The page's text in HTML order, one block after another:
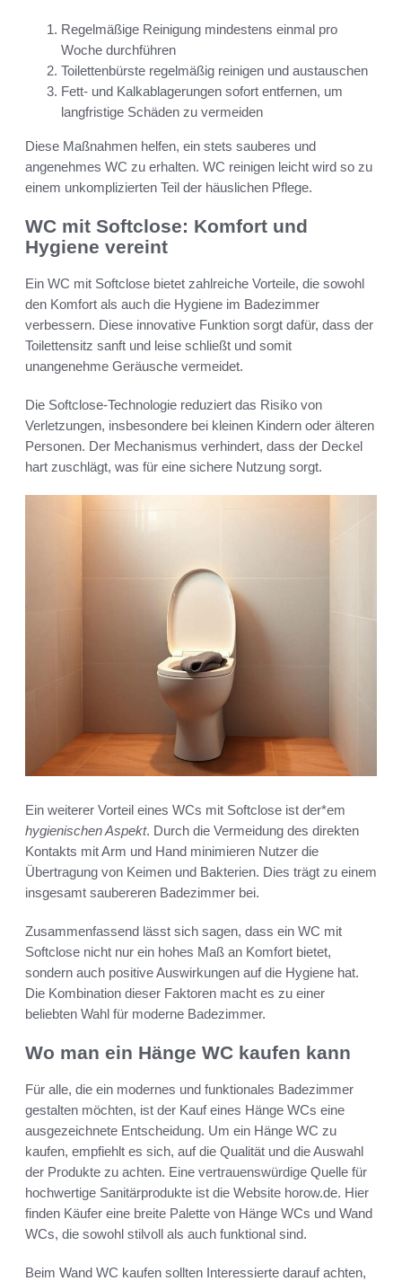
Regelmäßige Reinigung mindestens einmal pro
Woche durchführen
Toilettenbürste regelmäßig reinigen und austauschen
Fett- und Kalkablagerungen sofort entfernen, um
langfristige Schäden zu vermeiden
Diese Maßnahmen helfen, ein stets sauberes und
angenehmes WC zu erhalten. WC reinigen leicht wird so zu
einem unkomplizierten Teil der häuslichen Pflege.
WC mit Softclose: Komfort und
Hygiene vereint
Ein WC mit Softclose bietet zahlreiche Vorteile, die sowohl
den Komfort als auch die Hygiene im Badezimmer
verbessern. Diese innovative Funktion sorgt dafür, dass der
Toilettensitz sanft und leise schließt und somit
unangenehme Geräusche vermeidet.
Die Softclose-Technologie reduziert das Risiko von
Verletzungen, insbesondere bei kleinen Kindern oder älteren
Personen. Der Mechanismus verhindert, dass der Deckel
hart zuschlägt, was für eine sichere Nutzung sorgt.
Ein weiterer Vorteil eines WCs mit Softclose ist der*em
hygienischen Aspekt. Durch die Vermeidung des direkten
Kontakts mit Arm und Hand minimieren Nutzer die
Übertragung von Keimen und Bakterien. Dies trägt zu einem
insgesamt saubereren Badezimmer bei.
Zusammenfassend lässt sich sagen, dass ein WC mit
Softclose nicht nur ein hohes Maß an Komfort bietet,
sondern auch positive Auswirkungen auf die Hygiene hat.
Die Kombination dieser Faktoren macht es zu einer
beliebten Wahl für moderne Badezimmer.
Wo man ein Hänge WC kaufen kann
Für alle, die ein modernes und funktionales Badezimmer
gestalten möchten, ist der Kauf eines Hänge WCs eine
ausgezeichnete Entscheidung. Um ein Hänge WC zu
kaufen, empfiehlt es sich, auf die Qualität und die Auswahl
der Produkte zu achten. Eine vertrauenswürdige Quelle für
hochwertige Sanitärprodukte ist die Website horow.de. Hier
finden Käufer eine breite Palette von Hänge WCs und Wand
WCs, die sowohl stilvoll als auch funktional sind.
Beim Wand WC kaufen sollten Interessierte darauf achten,